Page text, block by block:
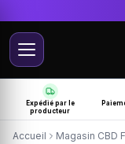
Expédié par le
producteur
Accueil Magasin CBD